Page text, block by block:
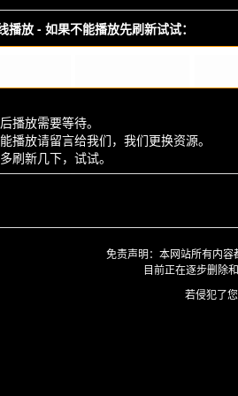
播放 - 如果不能播放先刷新试试：
播放需要等待。
播放请留言给我们，我们更换资源。
刷新几下，试试。
免责声明：本网站所有内
目前正在逐步删除
若侵犯了